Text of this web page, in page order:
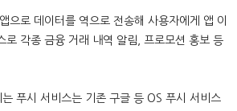
으로 데이터를 역으로 전송해 사용자에게 앱 이
로 각종 금융 거래 내역 알림, 프로모션 홍보 등
푸시 서비스는 기존 구글 등 OS 푸시 서비스